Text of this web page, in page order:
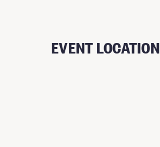
EVENT LOCATION